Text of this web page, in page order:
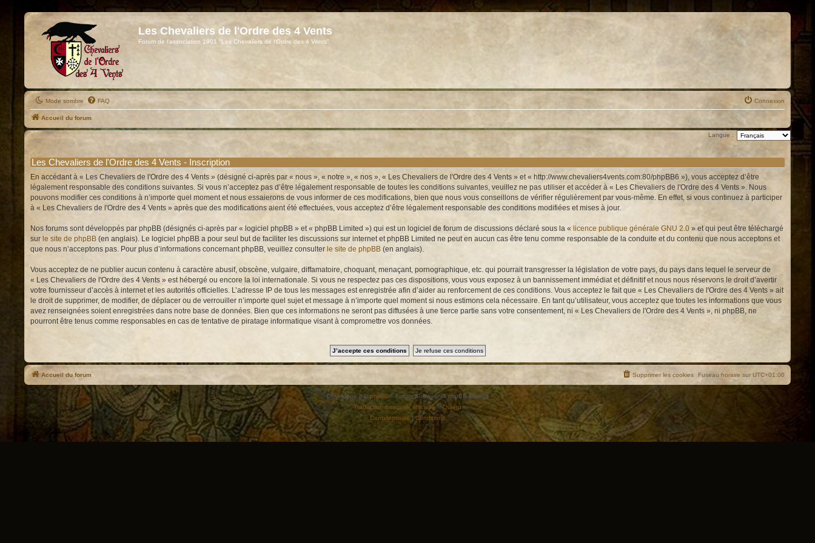
Les Chevaliers de l'Ordre des 4 Vents
Forum de l'association 1901 "Les Chevaliers de l'Ordre des 4 Vents"
Mode sombre FAQ Connexion
Accueil du forum
Langue :
Les Chevaliers de l'Ordre des 4 Vents - Inscription
En accédant à « Les Chevaliers de l'Ordre des 4 Vents » (désigné ci-après par « nous », « notre », « nos », « Les Chevaliers de l'Ordre des 4 Vents » et « http://www.chevaliers4vents.com:80/phpBB6 »), vous acceptez d’être
légalement responsable des conditions suivantes. Si vous n’acceptez pas d’être légalement responsable de toutes les conditions suivantes, veuillez ne pas utiliser et accéder à « Les Chevaliers de l'Ordre des 4 Vents ». Nous
pouvons modifier ces conditions à n’importe quel moment et nous essaierons de vous informer de ces modifications, bien que nous vous conseillons de vérifier régulièrement par vous-même. En effet, si vous continuez à participer
à « Les Chevaliers de l'Ordre des 4 Vents » après que des modifications aient été effectuées, vous acceptez d’être légalement responsable des conditions modifiées et mises à jour.
Nos forums sont développés par phpBB (désignés ci-après par « logiciel phpBB » et « phpBB Limited ») qui est un logiciel de forum de discussions déclaré sous la « licence publique générale GNU 2.0 » et qui peut être téléchargé
sur le site de phpBB (en anglais). Le logiciel phpBB a pour seul but de faciliter les discussions sur internet et phpBB Limited ne peut en aucun cas être tenu comme responsable de la conduite et du contenu que nous acceptons et
que nous n’acceptons pas. Pour plus d’informations concernant phpBB, veuillez consulter le site de phpBB (en anglais).
Vous acceptez de ne publier aucun contenu à caractère abusif, obscène, vulgaire, diffamatoire, choquant, menaçant, pornographique, etc. qui pourrait transgresser la législation de votre pays, du pays dans lequel le serveur de
« Les Chevaliers de l'Ordre des 4 Vents » est hébergé ou encore la loi internationale. Si vous ne respectez pas ces dispositions, vous vous exposez à un bannissement immédiat et définitif et nous nous réservons le droit d’avertir
votre fournisseur d’accès à internet et les autorités officielles. L’adresse IP de tous les messages est enregistrée afin d’aider au renforcement de ces conditions. Vous acceptez le fait que « Les Chevaliers de l'Ordre des 4 Vents » ait
le droit de supprimer, de modifier, de déplacer ou de verrouiller n’importe quel sujet et message à n’importe quel moment si nous estimons cela nécessaire. En tant qu’utilisateur, vous acceptez que toutes les informations que vous
avez renseignées soient enregistrées dans notre base de données. Bien que ces informations ne seront pas diffusées à une tierce partie sans votre consentement, ni « Les Chevaliers de l'Ordre des 4 Vents », ni phpBB, ne
pourront être tenus comme responsables en cas de tentative de piratage informatique visant à compromettre vos données.
Accueil du forum Fuseau horaire sur UTC+01:00
Supprimer les cookies
Développé parphpBB® Forum Software © phpBB Limited
Traduction française officielle© Qiaeru
Confidentialité|Conditions